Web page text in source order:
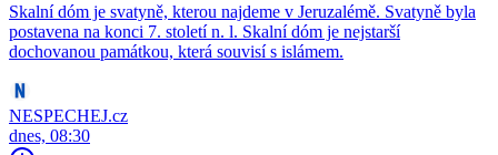
Skalní dóm je svatyně, kterou najdeme v Jeruzalémě. Svatyně byla
postavena na konci 7. století n. l. Skalní dóm je nejstarší
dochovanou památkou, která souvisí s islámem.
NESPECHEJ.cz
dnes, 08:30